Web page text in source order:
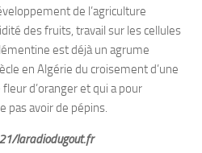
de l’agriculture
des fruits, travail sur les cellules
est déjà un agrume
en Algérie du croisement d’une
d’oranger et qui a pour
pas avoir de pépins.
laradiodugout.fr